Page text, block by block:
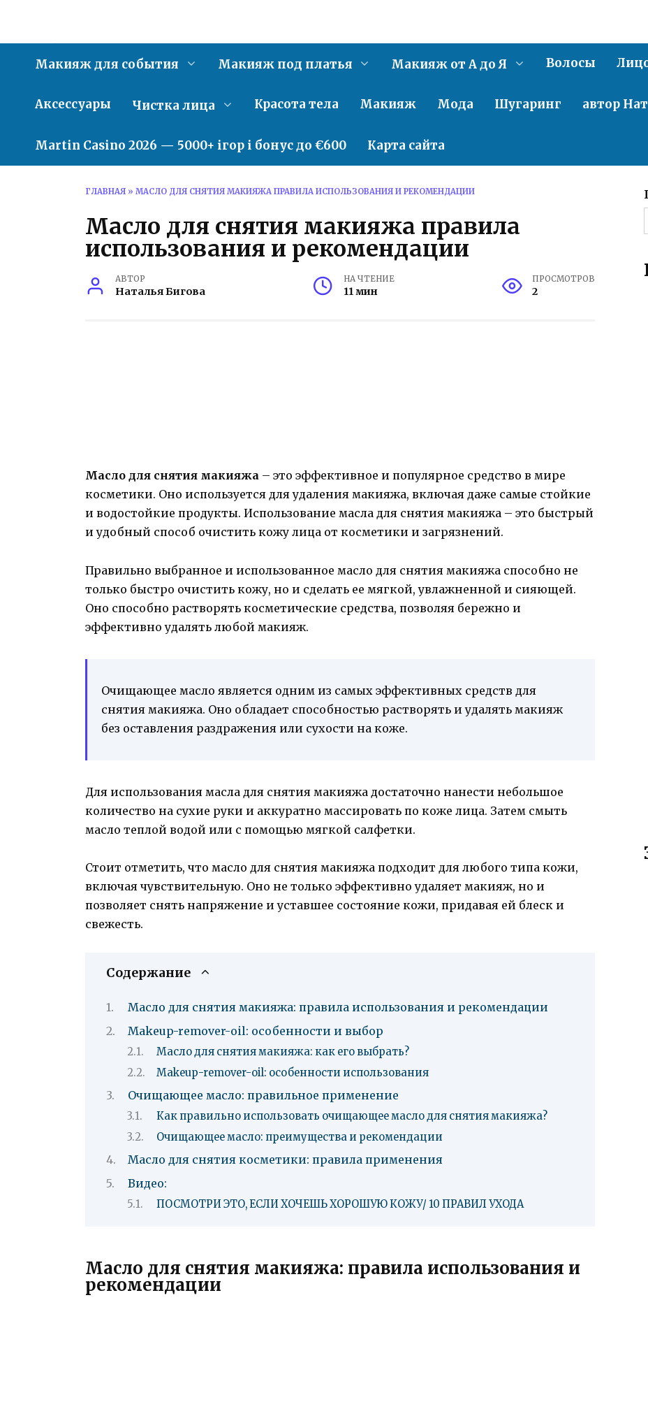
Макияж для события Макияж под платья Макияж от А до Я Волосы
Аксессуары Чистка лица Красота тела Макияж Мода Шугаринг автор
Martin Casino 2026 — 5000+ ігор і бонус до €600 Карта сайта
ГЛАВНАЯ » МАСЛО ДЛЯ СНЯТИЯ МАКИЯЖА ПРАВИЛА ИСПОЛЬЗОВАНИЯ И РЕКОМЕНДАЦИИ
Масло для снятия макияжа правила
использования и рекомендации
АВТОР
Наталья Бигова
НА ЧТЕНИЕ
11 мин
ПРОСМОТРОВ
2
Масло для снятия макияжа – это эффективное и популярное средство в мире
косметики. Оно используется для удаления макияжа, включая даже самые стойкие
и водостойкие продукты. Использование масла для снятия макияжа – это быстрый
и удобный способ очистить кожу лица от косметики и загрязнений.
Правильно выбранное и использованное масло для снятия макияжа способно не
только быстро очистить кожу, но и сделать ее мягкой, увлажненной и сияющей.
Оно способно растворять косметические средства, позволяя бережно и
эффективно удалять любой макияж.
Очищающее масло является одним из самых эффективных средств для
снятия макияжа. Оно обладает способностью растворять и удалять макияж
без оставления раздражения или сухости на коже.
Для использования масла для снятия макияжа достаточно нанести небольшое
количество на сухие руки и аккуратно массировать по коже лица. Затем смыть
масло теплой водой или с помощью мягкой салфетки.
Стоит отметить, что масло для снятия макияжа подходит для любого типа кожи,
включая чувствительную. Оно не только эффективно удаляет макияж, но и
позволяет снять напряжение и уставшее состояние кожи, придавая ей блеск и
свежесть.
Содержание
Масло для снятия макияжа: правила использования и рекомендации
Makeup-remover-oil: особенности и выбор
Масло для снятия макияжа: как его выбрать?
Makeup-remover-oil: особенности использования
Очищающее масло: правильное применение
Как правильно использовать очищающее масло для снятия макияжа?
Очищающее масло: преимущества и рекомендации
Масло для снятия косметики: правила применения
Видео:
ПОСМОТРИ ЭТО, ЕСЛИ ХОЧЕШЬ ХОРОШУЮ КОЖУ/ 10 ПРАВИЛ УХОДА
Масло для снятия макияжа: правила использования и
рекомендации